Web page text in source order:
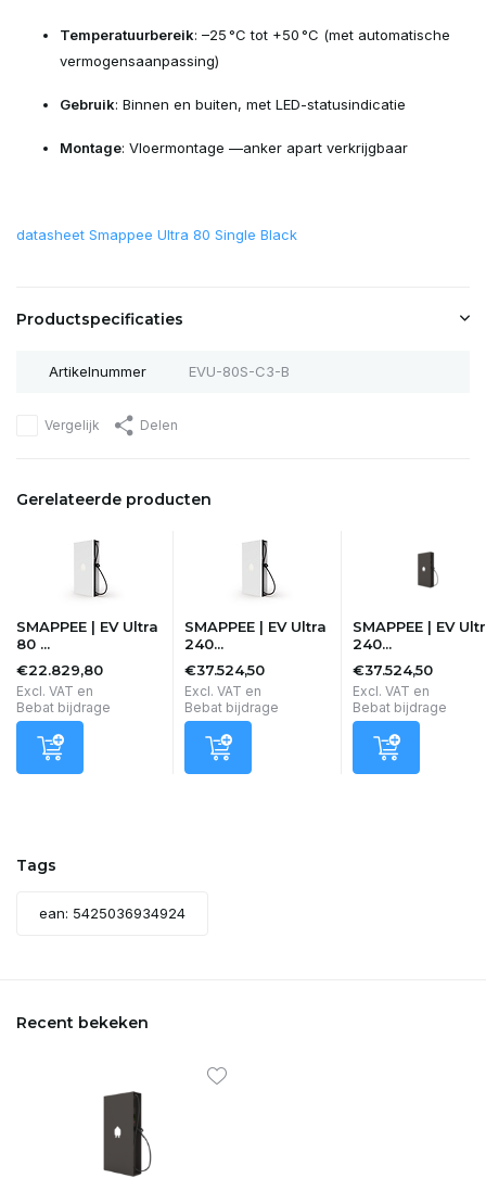
Temperatuurbereik: –25 °C tot +50 °C (met automatische
vermogensaanpassing)
Gebruik: Binnen en buiten, met LED-statusindicatie
Montage: Vloermontage —anker apart verkrijgbaar
datasheet Smappee Ultra 80 Single Black
Productspecificaties
Artikelnummer EVU-80S-C3-B
Vergelijk Delen
Gerelateerde producten
SMAPPEE | EV Ultra
80 ...
€22.829,80
Excl. VAT en
Bebat bijdrage
SMAPPEE | EV Ultra
240...
€37.524,50
Excl. VAT en
Bebat bijdrage
SMAPPEE | EV
240...
€37.524,50
Excl. VAT en
Bebat bijdrage
Tags
ean: 5425036934924
Recent bekeken